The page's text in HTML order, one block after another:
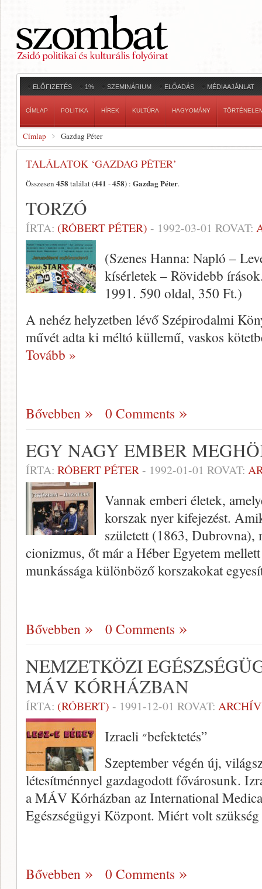
ELŐFIZETÉS 1% SZEMINÁRIUM ELŐADÁS MÉDIAAJÁNLAT
CÍMLAP POLITIKA HÍREK KULTÚRA HAGYOMÁNY
Címlap Gazdag Péter
TALÁLATOK ‘GAZDAG PÉTER’
Összesen 458 találat (441 -458) : Gazdag Péter.
TORZÓ
ÍRTA: (RÓBERT PÉTER) - 1992-03-01 ROVAT:
(Szenes Hanna: Napló –
kísérletek – Rövidebb
1991. 590 oldal, 350 Ft.)
A nehéz helyzetben lévő Szépiro­dalmi
művét adta ki méltó küllemű, vaskos
Tovább »
Bővebben 0 Comments
EGY NAGY EMBER
ÍRTA: RÓBERT PÉTER- 1992-01-01 ROVAT:
Vannak emberi életek,
korszak nyer kifejezést.
született (1863,
cionizmus, őt már a Héber Egyetem
munkássága különböző korszakokat
Bővebben 0 Comments
NEMZETKÖZI
MÁV KÓRHÁZBAN
ÍRTA: (RÓBERT) - 1991-12-01 ROVAT:
Izraeli ״befektetés”
Szeptember végén új,
létesítménnyel gazdagodott fővárosunk.
a MÁV Kórházban az International
Egészségügyi Központ. Miért volt
Bővebben 0 Comments